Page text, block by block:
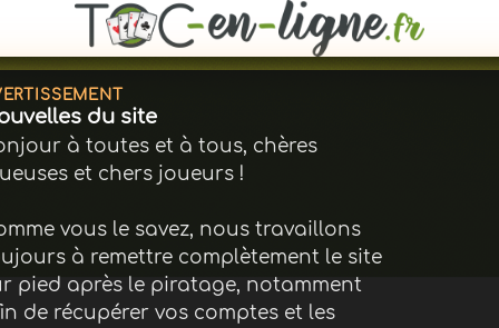
du site
à toutes et à tous, chères
et chers joueurs !
vous le savez, nous travaillons
à remettre complètement le site
pied après le piratage, notamment
de récupérer vos comptes et les
DES ÉQUIPES
avec qui ?
📤 + Prenez une place libre